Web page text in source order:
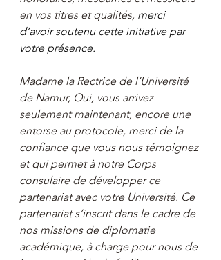
en vos titres et qualités, merci
d’avoir soutenu cette initiative par
votre présence.
Madame la Rectrice de l’Université
de Namur, Oui, vous arrivez
seulement maintenant, encore une
entorse au protocole, merci de la
confiance que vous nous témoignez
et qui permet à notre Corps
consulaire de développer ce
partenariat avec votre Université. Ce
partenariat s’inscrit dans le cadre de
nos missions de diplomatie
académique, à charge pour nous de